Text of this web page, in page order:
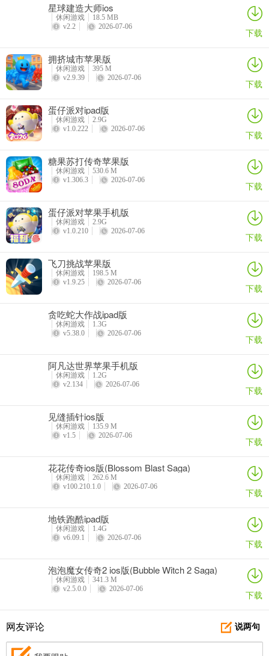
5、苏打模式：主要任务是让汽水平面达到游戏最顶端。每次消除糖
果，瓶子就会消除汽水的，总体来说也不难的哦。
先解除糖霜才能解救糖果熊，解救了所有糖果熊就通关啦。
7、泡泡模式：通过消除同色的糖果和汽水瓶，使水平面升高，让泡泡
更新日志
v1.314.3版本
Sodalicious !我们每周都会更新我们的游戏，包括令人兴奋的关卡，
游戏的改进以及有趣的新功能。下载最新版本查看！
业人士！
你还在等什么？让我们玩!
星球建造大师ios
休闲游戏
18.5 MB
v2.2
2026-07-06 下载
拥挤城市苹果版
休闲游戏
395 M
v2.9.39
2026-07-06 下载
蛋仔派对ipad版
休闲游戏
2.9G
v1.0.222
2026-07-06 下载
糖果苏打传奇苹果版
休闲游戏
530.6 M
v1.306.3
2026-07-06 下载
蛋仔派对苹果手机版
休闲游戏
2.9G
v1.0.210
2026-07-06 下载
飞刀挑战苹果版
休闲游戏
198.5 M
v1.9.25
2026-07-06 下载
贪吃蛇大作战ipad版
休闲游戏
1.3G
v5.38.0
2026-07-06 下载
阿凡达世界苹果手机版
休闲游戏
1.2G
v2.134
2026-07-06 下载
见缝插针ios版
休闲游戏
135.9 M
v1.5
2026-07-06 下载
花花传奇ios版(Blossom Blast Saga)
休闲游戏
262.6 M
v100.210.1.0
2026-07-06 下载
地铁跑酷ipad版
休闲游戏
1.4G
v6.09.1
2026-07-06 下载
泡泡魔女传奇2 ios版(Bubble Witch 2 Saga)
休闲游戏
341.3 M
v2.5.0.0
2026-07-06 下载
说两句
网友评论